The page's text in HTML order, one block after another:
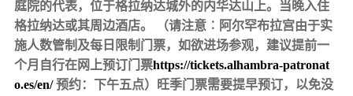
庭院的代表，位于格拉纳达城外的内华达山上。当晚入住
格拉纳达或其周边酒店。 （请注意︰阿尔罕布拉宫由于实
施人数管制及每日限制门票，如欲进场参观，建议提前一
个月自行在网上预订门票https://tickets.alhambra-patronat
o.es/en/预约：下午五点）旺季门票需要提早预订，以免没